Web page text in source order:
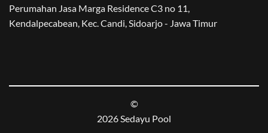
Perumahan Jasa Marga Residence C3 no 11,
Kendalpecabean, Kec. Candi, Sidoarjo - Jawa Timur
©
2026 Sedayu Pool